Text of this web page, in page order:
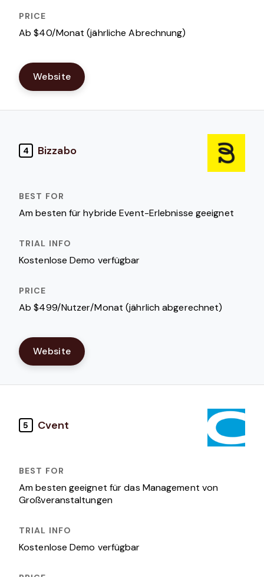
Ab $40/Monat (jährliche Abrechnung)
Website
4 Bizzabo
Am besten für hybride Event-Erlebnisse geeignet
Kostenlose Demo verfügbar
Ab $499/Nutzer/Monat (jährlich abgerechnet)
Website
5 Cvent
Am besten geeignet für das Management von
Großveranstaltungen
Kostenlose Demo verfügbar